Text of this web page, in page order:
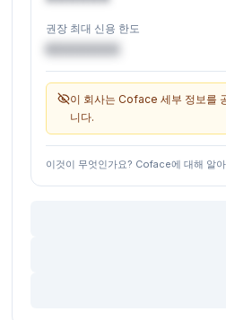
권장 최대 신용 한도
€XXXXXX
이 회사는 Coface 세부 정보를
니다.
이것이 무엇인가요? Coface에 대해 알